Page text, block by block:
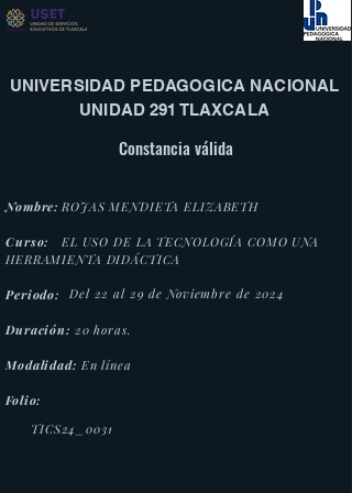
UNIVERSIDAD PEDAGOGICA NACIONAL
UNIDAD 291 TLAXCALA
Constancia válida
Del 22 al 29 de Noviembre de 2024
Nombre:
Curso: EL USO DE LA TECNOLOGÍA COMO UNA
HERRAMIENTA DIDÁCTICA
Periodo:
Duración: 20 horas.
Modalidad: En línea
Folio:
ROJAS MENDIETA ELIZABETH
TICS24_0031